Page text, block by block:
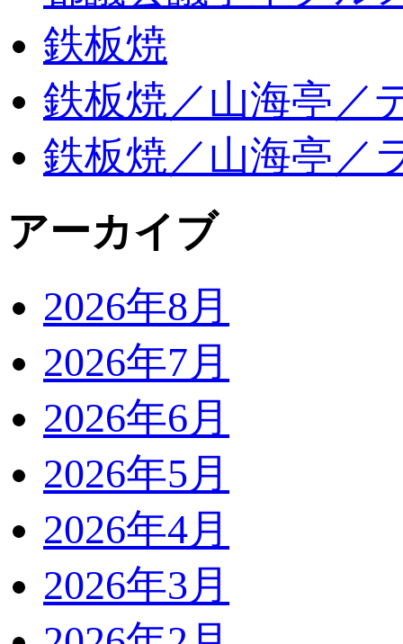
鉄板焼
鉄板焼／山海亭／
鉄板焼／山海亭／
アーカイブ
2026年8月
2026年7月
2026年6月
2026年5月
2026年4月
2026年3月